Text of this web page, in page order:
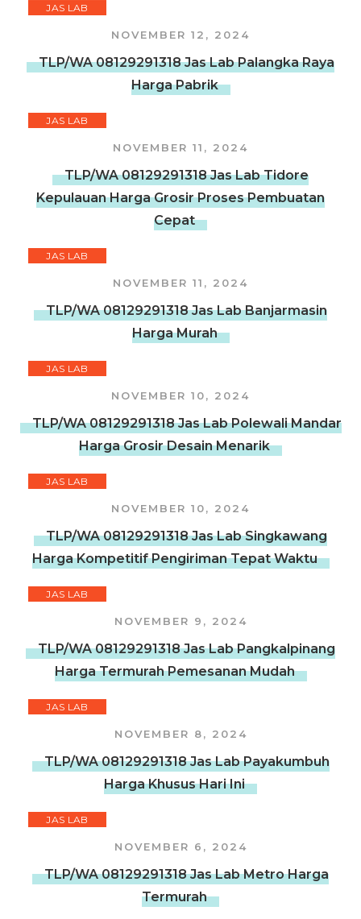
JAS LAB
NOVEMBER 12, 2024
TLP/WA 08129291318 Jas Lab Palangka Raya
Harga Pabrik
JAS LAB
NOVEMBER 11, 2024
TLP/WA 08129291318 Jas Lab Tidore
Kepulauan Harga Grosir Proses Pembuatan
Cepat
JAS LAB
NOVEMBER 11, 2024
TLP/WA 08129291318 Jas Lab Banjarmasin
Harga Murah
JAS LAB
NOVEMBER 10, 2024
TLP/WA 08129291318 Jas Lab Polewali Mandar
Harga Grosir Desain Menarik
JAS LAB
NOVEMBER 10, 2024
TLP/WA 08129291318 Jas Lab Singkawang
Harga Kompetitif Pengiriman Tepat Waktu
JAS LAB
NOVEMBER 9, 2024
TLP/WA 08129291318 Jas Lab Pangkalpinang
Harga Termurah Pemesanan Mudah
JAS LAB
NOVEMBER 8, 2024
TLP/WA 08129291318 Jas Lab Payakumbuh
Harga Khusus Hari Ini
JAS LAB
NOVEMBER 6, 2024
TLP/WA 08129291318 Jas Lab Metro Harga
Termurah